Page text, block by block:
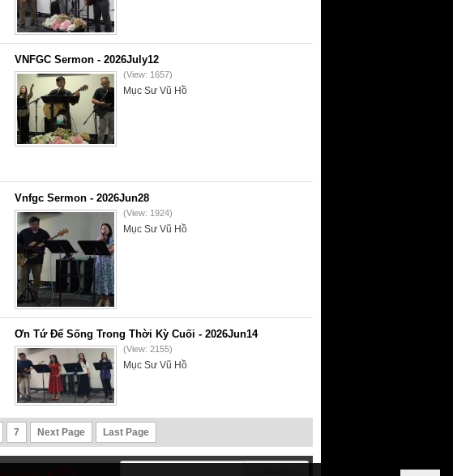
VNFGC Sermon - 2026July12
(View: 1657)
Mục Sư Vũ Hồ
Vnfgc Sermon - 2026Jun28
(View: 1924)
Mục Sư Vũ Hồ
Ơn Tứ Để Sống Trong Thời Kỳ Cuối - 2026Jun14
(View: 2155)
Mục Sư Vũ Hồ
7 Next Page Last Page